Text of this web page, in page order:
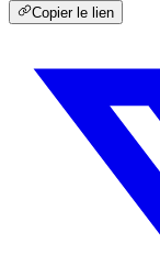
Copier le lien